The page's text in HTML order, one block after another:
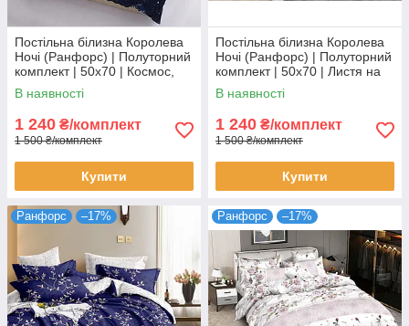
Постільна білизна Королева
Ночі (Ранфорс) | Полуторний
комплект | 50х70 | Космос,
планети, зірки на темно-
синьому
В наявності
1 240 ₴/комплект
1 500 ₴/комплект
Купити
Постільна білизна Королева
Ночі (Ранфорс) | Полуторний
комплект | 50х70 | Листя на
світлому та рожевому
В наявності
1 240 ₴/комплект
1 500 ₴/комплект
Купити
Ранфорс –17% Ранфорс –17%